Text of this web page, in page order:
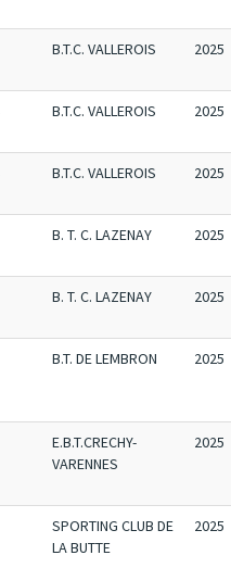
B.T.C. VALLEROIS 2025
B.T.C. VALLEROIS 2025
B.T.C. VALLEROIS 2025
B. T. C. LAZENAY 2025
B. T. C. LAZENAY 2025
B.T. DE LEMBRON 2025
E.B.T.CRECHY-
VARENNES
2025
SPORTING CLUB DE
LA BUTTE
2025